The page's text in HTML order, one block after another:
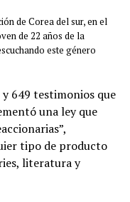
de Corea del sur, en el
de 22 años de la
este género
649 testimonios que
una ley que
tipo de producto
literatura y